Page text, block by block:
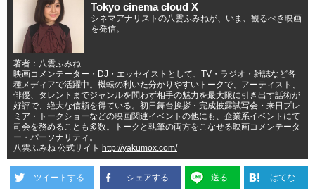
Tokyo cinema cloud X
シネマアナリストの八雲ふみねが、いま、観るべき映画
を発信。
著者：八雲ふみね
映画コメンテーター・DJ・エッセイストとして、TV・ラジオ・雑誌など各
種メディアで活躍中。機転の利いた分かりやすいトークで、アーティスト、
俳優、タレントまでジャンルを問わず相手の魅力を最大限に引き出す話術が
好評で、絶大な信頼を得ている。初日舞台挨拶・完成披露試写会・来日プレ
ミア・トークショーなどの映画関連イベントの他にも、企業系イベントにて
司会を務めることも多数。トークと執筆の両方をこなせる映画コメンテータ
ー・パーソナリティ。
八雲ふみね 公式サイト
http://yakumox.com/
ツイートする シェアする 送る はてな